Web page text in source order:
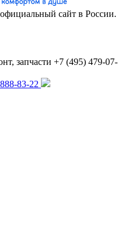
сайт в России.
запчасти +7 (495) 479-07-
83-22